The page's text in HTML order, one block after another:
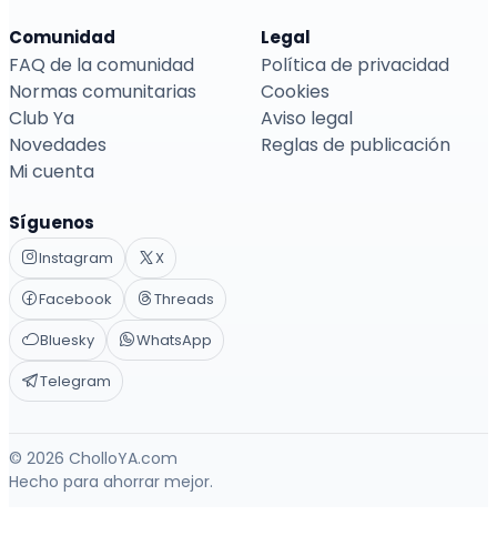
Comunidad
FAQ de la comunidad
Normas comunitarias
Club Ya
Novedades
Mi cuenta
Legal
Política de privacidad
Cookies
Aviso legal
Reglas de publicación
Síguenos
Instagram
X
Facebook
Threads
Bluesky
WhatsApp
Telegram
© 2026 CholloYA.com
Hecho para ahorrar mejor.